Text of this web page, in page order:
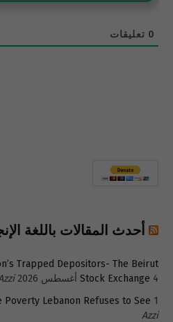
0 تعليقات
أحدث المقالات باللغة
Trapped Depositors- The Beirut
Stock Exchange 4 أغسطس 2026
Poverty Lebanon Refuses to See 1 أغسطس 2026
Azzi